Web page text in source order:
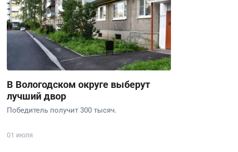
В Вологодском округе выберут
лучший двор
Победитель получит 300 тысяч.
01 июля